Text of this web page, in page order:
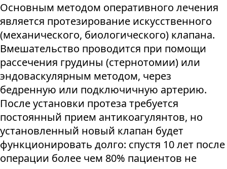
Основным методом оперативного лечения
является протезирование искусственного
(механического, биологического) клапана.
Вмешательство проводится при помощи
рассечения грудины (стернотомии) или
эндоваскулярным методом, через
бедренную или подключичную артерию.
После установки протеза требуется
постоянный прием антикоагулянтов, но
установленный новый клапан будет
функционировать долго: спустя 10 лет после
операции более чем 80% пациентов не